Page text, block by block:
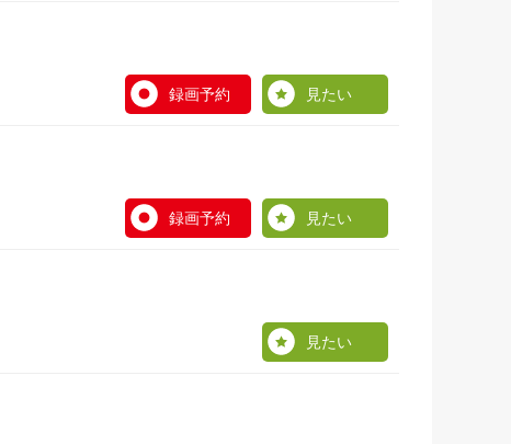
録画予約 見たい
録画予約 見たい
見たい